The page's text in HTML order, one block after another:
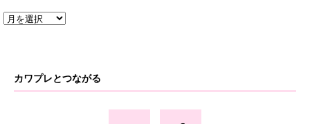
カワプレとつながる